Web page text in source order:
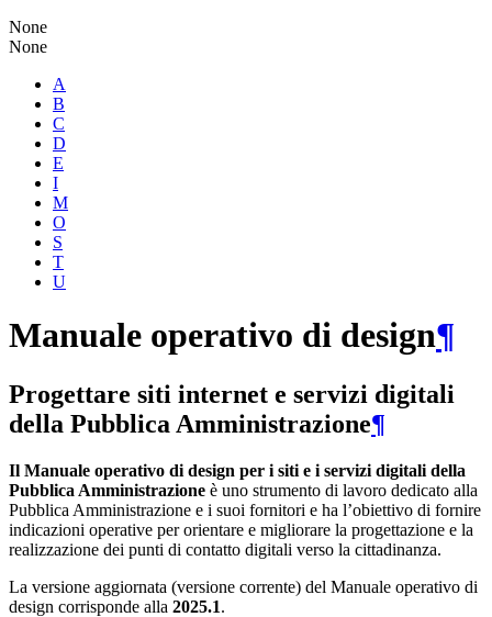
None
None
A
B
C
D
E
I
M
O
S
T
U
Manuale operativo di design¶
Progettare siti internet e servizi digitali
della Pubblica Amministrazione¶
Il Manuale operativo di design per i siti e i servizi digitali della
Pubblica Amministrazione è uno strumento di lavoro dedicato alla
Pubblica Amministrazione e i suoi fornitori e ha l’obiettivo di fornire
indicazioni operative per orientare e migliorare la progettazione e la
realizzazione dei punti di contatto digitali verso la cittadinanza.
La versione aggiornata (versione corrente) del Manuale operativo di
design corrisponde alla 2025.1.